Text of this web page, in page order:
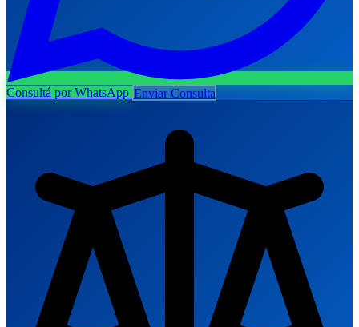
Consultá por WhatsApp Enviar Consulta